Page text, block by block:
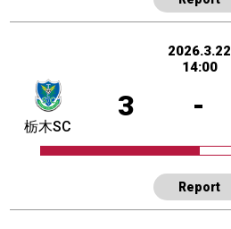
2026.3.22
14:00
3 -
栃木SC
Report